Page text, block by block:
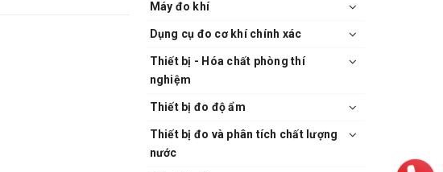
Máy đo khí
Dụng cụ đo cơ khí chính xác
Thiết bị - Hóa chất phòng thí
nghiệm
Thiết bị đo độ ẩm
Thiết bị đo và phân tích chất lượng
nước